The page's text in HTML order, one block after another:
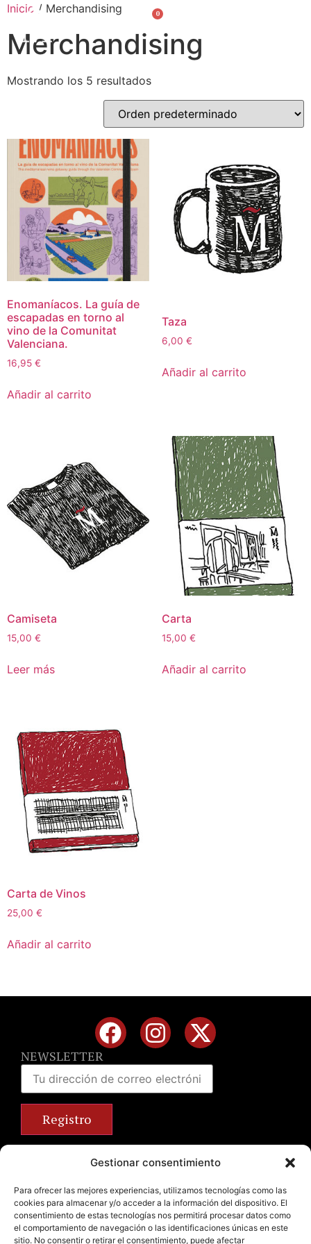
Gestionar consentimiento
Para ofrecer las mejores experiencias, utilizamos tecnologías como las
cookies para almacenar y/o acceder a la información del dispositivo. El
consentimiento de estas tecnologías nos permitirá procesar datos como
el comportamiento de navegación o las identificaciones únicas en este
sitio. No consentir o retirar el consentimiento, puede afectar
0
Inicio / Merchandising
Merchandising
Mostrando los 5 resultados
Enomaníacos. La guía de
escapadas en torno al
vino de la Comunitat
Valenciana.
16,95 €
Añadir al carrito
Taza
6,00 €
Añadir al carrito
Camiseta
15,00 €
Leer más
Carta
15,00 €
Añadir al carrito
Carta de Vinos
25,00 €
Añadir al carrito
NEWSLETTER
+34 963 672 314
info@emilianobodega.com
Parking gratuito